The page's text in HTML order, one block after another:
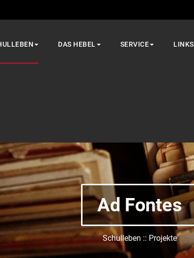
DAS HEBEL SERVICE LINKS
Ad Fontes
Schulleben :: Projekte